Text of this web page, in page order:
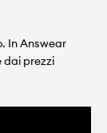
In Answear
dai prezzi